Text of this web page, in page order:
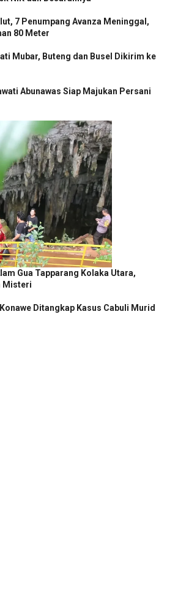
7 Penumpang Avanza Meninggal,
80 Meter
Mubar, Buteng dan Busel Dikirim ke
Abunawas Siap Majukan Persani
Gua Tapparang Kolaka Utara,
Misteri
Ditangkap Kasus Cabuli Murid